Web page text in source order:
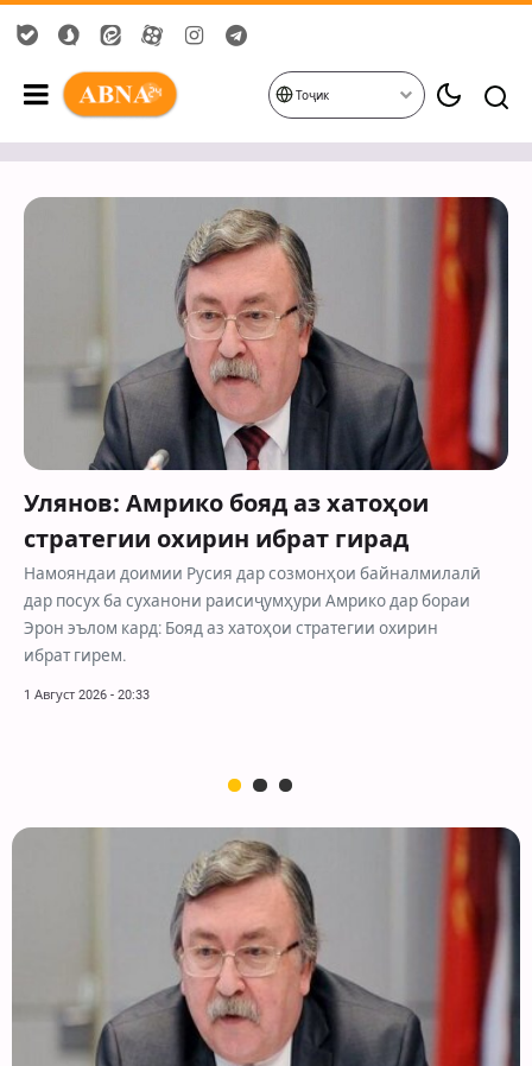
Тоҷик
Улянов: Амрико бояд аз хатоҳои
стратегии охирин ибрат гирад
Намояндаи доимии Русия дар созмонҳои байналмилалӣ
дар посух ба суханони раисиҷумҳури Амрико дар бораи
Эрон эълом кард: Бояд аз хатоҳои стратегии охирин
ибрат гирем.
1 Август 2026 - 20:33